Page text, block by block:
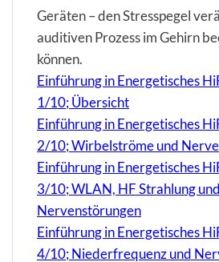
Geräten – den Stresspegel
auditiven Prozess im Gehirn
können.
Einführung in Energetisches
1/10; Übersicht
Einführung in Energetisches
2/10; Wirbelströme und
Einführung in Energetisches
3/10; WLAN, HF Strahlung und
Nervenstörungen
Einführung in Energetisches
4/10; Niederfrequenz und